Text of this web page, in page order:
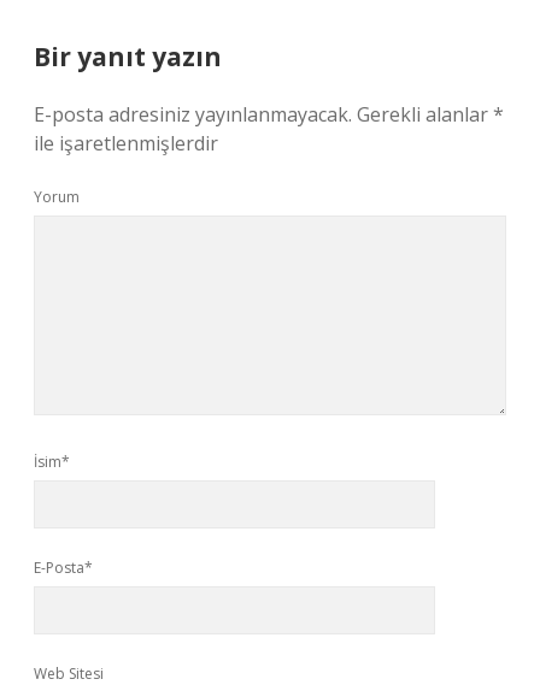
Bir yanıt yazın
E-posta adresiniz yayınlanmayacak. Gerekli alanlar*
ile işaretlenmişlerdir
Yorum
İsim*
E-Posta*
Web Sitesi